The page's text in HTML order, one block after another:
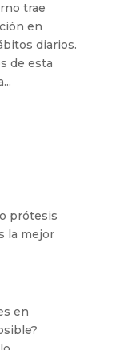
trae
en
diarios.
de esta
prótesis
la mejor
en